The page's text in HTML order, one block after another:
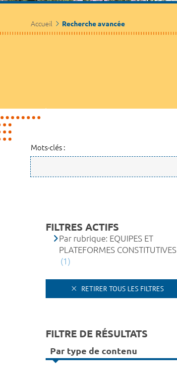
Accueil Recherche avancée
Mots-clés :
FILTRES ACTIFS
Par rubrique: EQUIPES ET
PLATEFORMES CONSTITUTIVES
(1)
RETIRER TOUS LES FILTRES
FILTRE DE RÉSULTATS
Par type de contenu